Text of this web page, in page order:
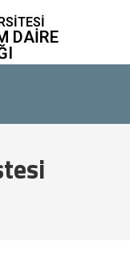
DAIRE